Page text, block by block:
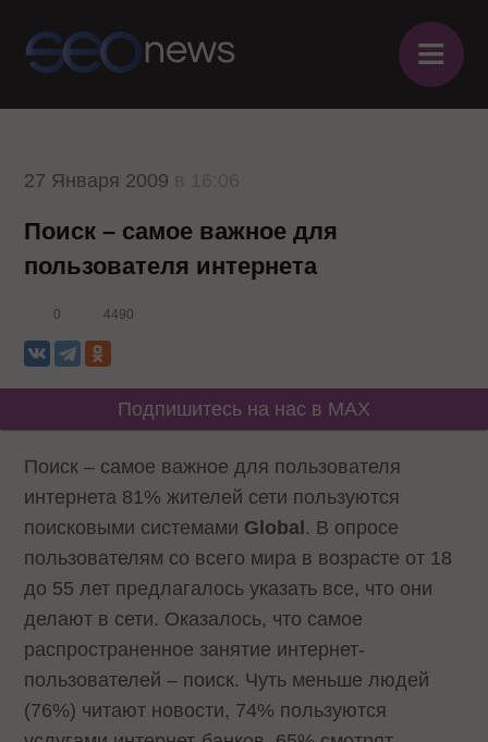
≡
27 Января 2009
Поиск – самое важное для
пользователя интернета
0 4490
Подпишитесь на нас в MAX
Поиск – самое важное для пользователя
интернета 81% жителей сети пользуются
поисковыми системами Global . В опросе
пользователям со всего мира в возрасте от 18
до 55 лет предлагалось указать все, что они
делают в сети. Оказалось, что самое
распространенное занятие интернет-
пользователей – поиск. Чуть меньше людей
(76%) читают новости, 74% пользуются